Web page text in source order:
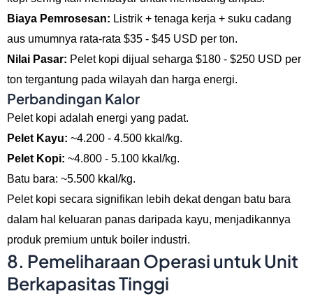
Biaya Pemrosesan: Listrik + tenaga kerja + suku cadang
aus umumnya rata-rata $35 - $45 USD per ton.
Nilai Pasar: Pelet kopi dijual seharga $180 - $250 USD per
ton tergantung pada wilayah dan harga energi.
Perbandingan Kalor
Pelet kopi adalah energi yang padat.
Pelet Kayu: ~4.200 - 4.500 kkal/kg.
Pelet Kopi: ~4.800 - 5.100 kkal/kg.
Batu bara: ~5.500 kkal/kg.
Pelet kopi secara signifikan lebih dekat dengan batu bara
dalam hal keluaran panas daripada kayu, menjadikannya
produk premium untuk boiler industri.
8. Pemeliharaan Operasi untuk Unit
Berkapasitas Tinggi